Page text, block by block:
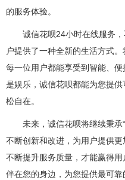
的服务体验。
诚信花呗24小时在线服务
户提供了一种全新的生活方式
每一位用户都能享受到智能、
是娱乐，诚信花呗都能为您提
松自在。
未来，诚信花呗将继续秉承
不断创新和改进，为用户提供
不断提升服务质量，才能赢得
伴在您的身边，为您提供最可靠